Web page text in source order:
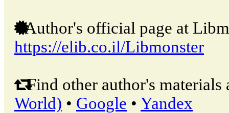
Author's official page at
https://elib.co.il/Libmonster
Find other author's materials
World) • Google • Yandex